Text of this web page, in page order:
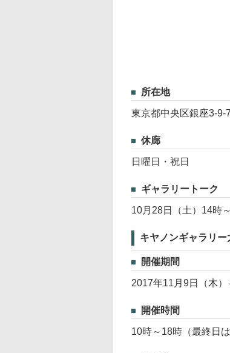
所在地
東京都中央区銀座3-9-
休廊
日曜日・祝日
ギャラリートーク
10月28日（土）14時～
キヤノンギャラリー
開催期間
2017年11月9日（木）
開催時間
10時～18時（最終日